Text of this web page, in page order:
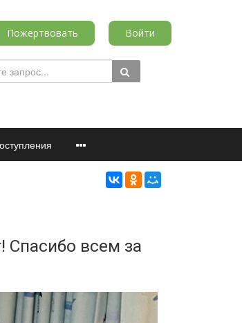
Пожертвовать Войти
Спасибо всем за